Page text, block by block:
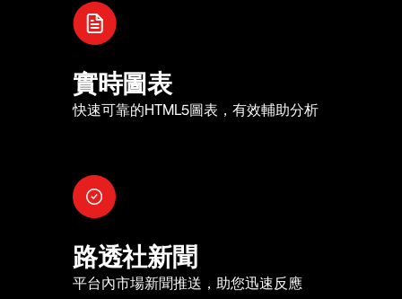
實時圖表
快速可靠的HTML5圖表，有效輔助分析
路透社新聞
平台內市場新聞推送，助您迅速反應